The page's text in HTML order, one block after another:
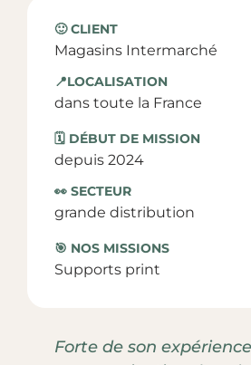
🙂 CLIENT
Magasins Intermarché
📍LOCALISATION
dans toute la France
🗓️ DÉBUT DE MISSION
depuis 2024
👀 SECTEUR
grande distribution
🎯 NOS MISSIONS
Supports print
Forte de son